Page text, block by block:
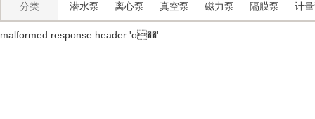
分类 潜水泵 离心泵 真空泵 磁力泵 隔膜泵 计
malformed response header ' o��'